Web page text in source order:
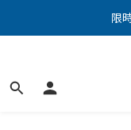
點擊加
限
點擊加